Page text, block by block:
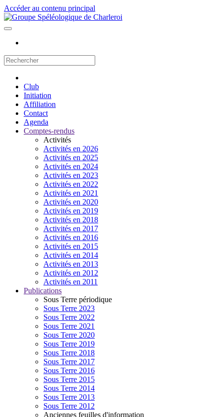
Accéder au contenu principal
Club
Initiation
Affiliation
Contact
Agenda
Comptes-rendus
Activités
Activités en 2026
Activités en 2025
Activités en 2024
Activités en 2023
Activités en 2022
Activités en 2021
Activités en 2020
Activités en 2019
Activités en 2018
Activités en 2017
Activités en 2016
Activités en 2015
Activités en 2014
Activités en 2013
Activités en 2012
Activités en 2011
Publications
Sous Terre périodique
Sous Terre 2023
Sous Terre 2022
Sous Terre 2021
Sous Terre 2020
Sous Terre 2019
Sous Terre 2018
Sous Terre 2017
Sous Terre 2016
Sous Terre 2015
Sous Terre 2014
Sous Terre 2013
Sous Terre 2012
Anciennes feuilles d'information